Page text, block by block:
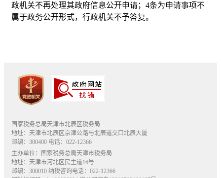
政机关不再处理其政府信息公开申请；4条为申请事项不
属于政务公开形式，行政机关不予答复。
国家税务总局天津市北辰区税务局
地址：天津市北辰区京津公路与北辰道交口北辰大厦
邮编：300400 电话：022-12366
主办单位：国家税务总局天津市税务局
地址：天津市河北区民主道16号
邮编：300010 纳税咨询电话：022-12366